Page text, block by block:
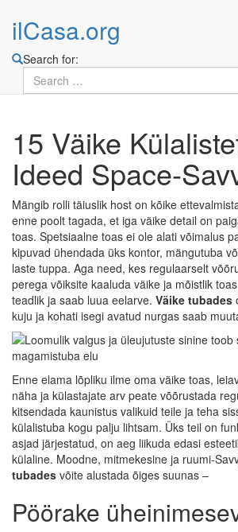
ilCasa.org
Search for:
content
15 Väike
Ideed Space-
Mängib rolli täiuslik host on kõike
enne poolt tagada, et iga väike detail on
toas. Spetsiaalne toas ei ole alati võimalus
kipuvad ühendada üks kontor, mängutuba
laste tuppa. Aga need, kes regulaarselt
perega võiksite kaaluda väike ja mõistlik
teadlik ja saab luua eelarve. Väike tubades
kuju ja kohati isegi avatud nurgas saab
Enne elama lõpliku ilme oma väike toas,
näha ja külastajate arv peate võõrustada
kitsendada kaunistus valikuid teile ja teha
külalistuba kogu palju lihtsam. Üks teil on
asjad järjestatud, on aeg liikuda edasi
külaline. Moodne, mitmekesine ja ruumi-
tubades võite alustada õiges suunas –
Pöörake